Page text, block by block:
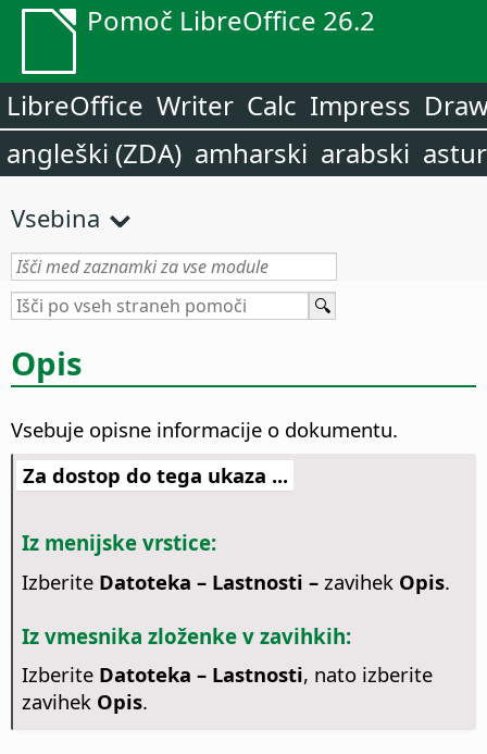
Pomoč LibreOffice 26.2
LibreOffice Writer Calc Impress
angleški (ZDA) amharski arabski
Vsebina
Opis
Vsebuje opisne informacije o dokumentu.
Za dostop do tega ukaza ...
Iz menijske vrstice:
Izberite Datoteka – Lastnosti – zavihek Opis.
Iz vmesnika zloženke v zavihkih:
Izberite Datoteka – Lastnosti, nato izberite
zavihek Opis.